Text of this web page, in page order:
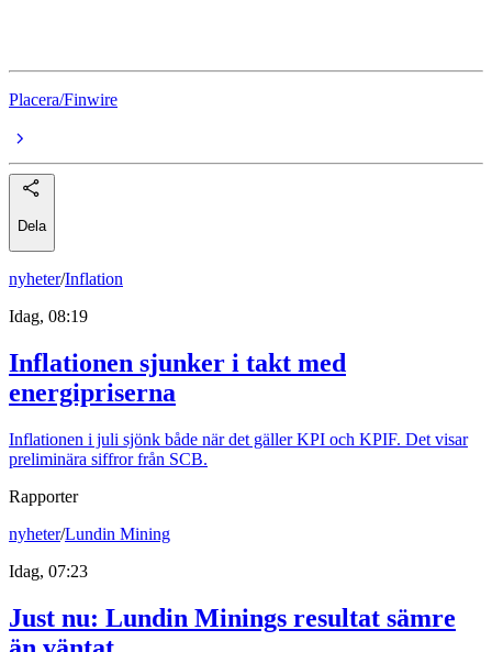
Placera/Finwire
Dela
nyheter/Inflation
Idag, 08:19
Inflationen sjunker i takt med
energipriserna
Inflationen i juli sjönk både när det gäller KPI och KPIF. Det visar
preliminära siffror från SCB.
Rapporter
nyheter/Lundin Mining
Idag, 07:23
Just nu: Lundin Minings resultat sämre